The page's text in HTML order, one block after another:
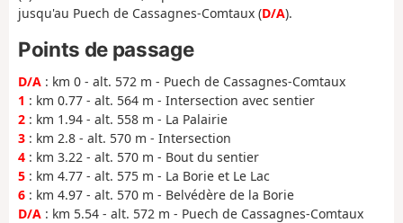
jusqu'au Puech de Cassagnes-Comtaux (D/A).
Points de passage
D/A : km 0 - alt. 572 m - Puech de Cassagnes-Comtaux
1 : km 0.77 - alt. 564 m - Intersection avec sentier
2 : km 1.94 - alt. 558 m - La Palairie
3 : km 2.8 - alt. 570 m - Intersection
4 : km 3.22 - alt. 570 m - Bout du sentier
5 : km 4.77 - alt. 575 m - La Borie et Le Lac
6 : km 4.97 - alt. 570 m - Belvédère de la Borie
D/A : km 5.54 - alt. 572 m - Puech de Cassagnes-Comtaux